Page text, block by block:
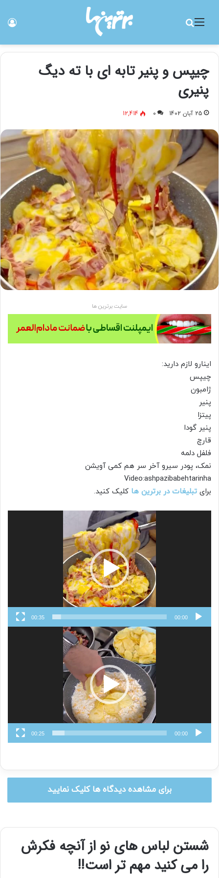
منو
چیپس و پنیر تابه ای با ته دیگ
پنیری
25 آبان 1402 0
12,414
سایت برترین ها
اینارو لازم دارید:
چیپس
ژامبون
پنیر
پیتزا
پنیر گودا
قارچ
فلفل دلمه
نمک، پودر سیرو آخر سر هم کمی آویشن
Video:ashpazibabehtarinha
برای تبلیغات در برترین ها کلیک کنید.
00:00
00:35
00:00
00:25
برای مشاهده دیدگاه ها کلیک نمایید